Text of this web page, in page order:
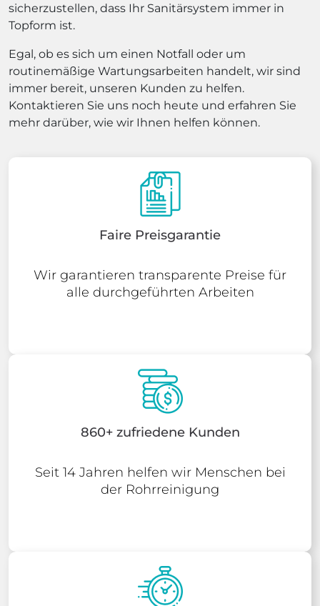
sicherzustellen, dass Ihr Sanitärsystem immer in
Topform ist.
Egal, ob es sich um einen Notfall oder um
routinemäßige Wartungsarbeiten handelt, wir sind
immer bereit, unseren Kunden zu helfen.
Kontaktieren Sie uns noch heute und erfahren Sie
mehr darüber, wie wir Ihnen helfen können.
Faire Preisgarantie
Wir garantieren transparente Preise für
alle durchgeführten Arbeiten
860+ zufriedene Kunden
Seit 14 Jahren helfen wir Menschen bei
der Rohrreinigung